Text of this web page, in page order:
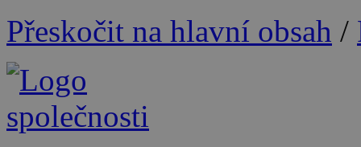
Přeskočit na hlavní obsah /